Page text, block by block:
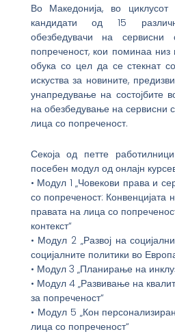
Во Македонија, во циклусот
кандидати од 15
обезбедувачи на
попреченост, кои поминаа
обука со цел да се стекнат
искуства за новините,
унапредување на состојбите
на обезбедување на сервисни
лица со попреченост.
Секоја од петте
посебен модул од онлајн
• Модул 1 „Човекови права и
со попреченост: Конвенцијата
правата на лица со
контекст“
• Модул 2 „Развој на
социјалните политики во
• Модул 3 „Планирање на
• Модул 4 „Развивање на
за попреченост“
• Модул 5 „Кон
лица со попреченост“